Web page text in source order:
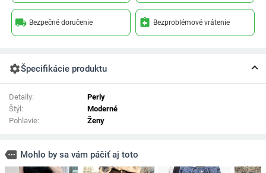
local_shipping Bezpečné doručenie assignment_return Bezproblémové vrátenie
settingsŠpecifikácie produktu
Detaily:
Perly
Štýl:
Moderné
Pohlavie:
Ženy
more Mohlo by sa vám páčiť aj toto